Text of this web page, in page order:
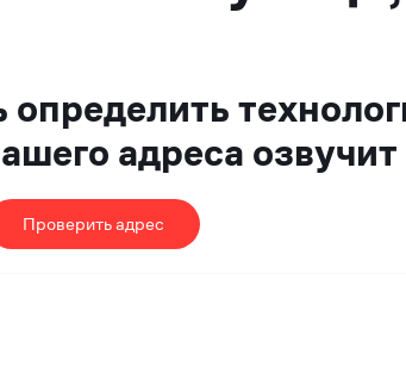
адреса озвучит
Проверить адрес